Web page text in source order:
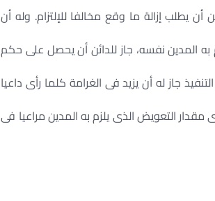
أن يطلب إزالة ما وقع مخالفا للإلتزام. وله أن
به المدين نفسه، جاز للدائن أن يحصل على حكم
جاز له أن يزيد فى الغرامة كلما رأى داعيا
مقدار التعويض الذى يلزم به المدين مراعيا فى